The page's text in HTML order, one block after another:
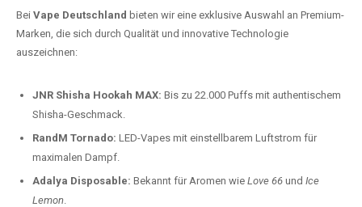
Bei Vape Deutschland bieten wir eine exklusive Auswahl an Premium-
Marken, die sich durch Qualität und innovative Technologie
auszeichnen:
JNR Shisha Hookah MAX: Bis zu 22.000 Puffs mit authentischem
Shisha-Geschmack.
RandM Tornado: LED-Vapes mit einstellbarem Luftstrom für
maximalen Dampf.
Adalya Disposable: Bekannt für Aromen wie Love 66 und Ice
Lemon.